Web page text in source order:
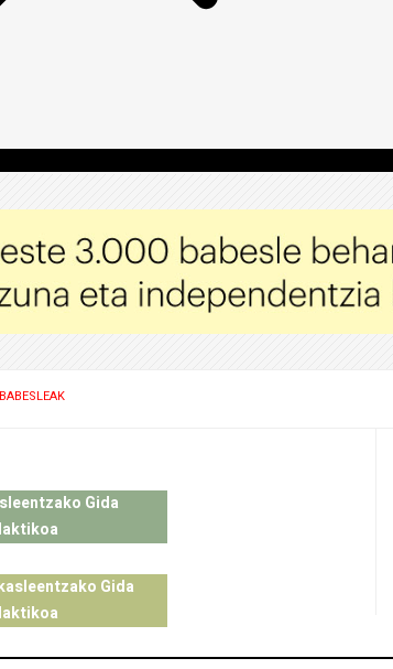
BABESLEAK
Gida
Gida